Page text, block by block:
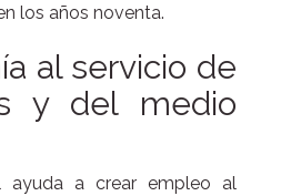
los años noventa.
al servicio de
y del medio
ayuda a crear empleo al